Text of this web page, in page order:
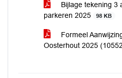
Bijlage tekening 3
parkeren 2025
98 KB
Formeel
Oosterhout 2025